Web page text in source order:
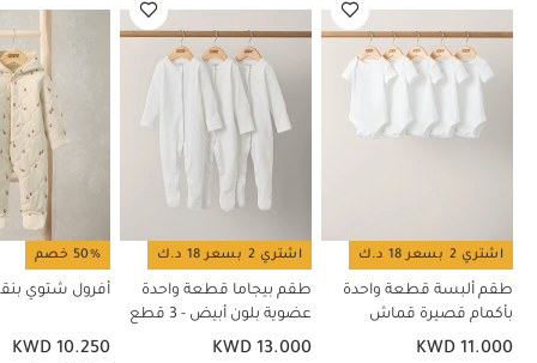
اشتري 2 بسعر 18 د.ك
طقم ألبسة قطعة واحدة
بأكمام قصيرة قماش
عضوي بلون أبيض - 5 قطع
KWD 11.000
اشتري 2 بسعر 18 د.ك
طقم بيجاما قطعة واحدة
عضوية بلون أبيض - 3 قطع
KWD 13.000
50% خصم
أفرول شتوي
KWD 10.250